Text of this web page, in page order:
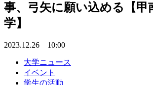
事、弓矢に願い込める【甲
学】
2023.12.26 10:00
大学ニュース
イベント
学生の活動